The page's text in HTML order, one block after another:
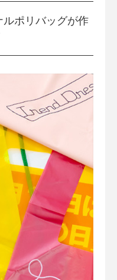
ポリバッグが作